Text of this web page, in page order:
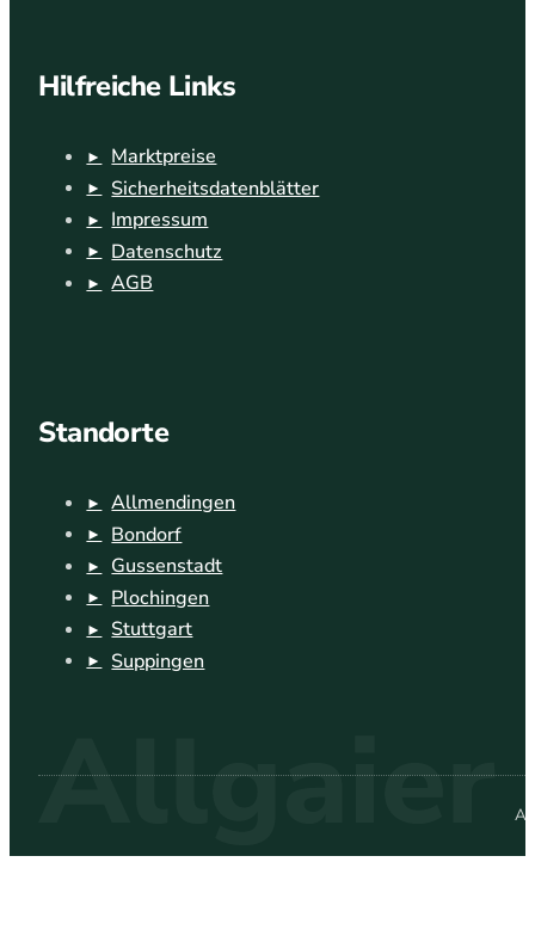
Hilfreiche Links
Marktpreise
Sicherheitsdatenblätter
Impressum
Datenschutz
AGB
Standorte
Allmendingen
Bondorf
Gussenstadt
Plochingen
Stuttgart
Suppingen